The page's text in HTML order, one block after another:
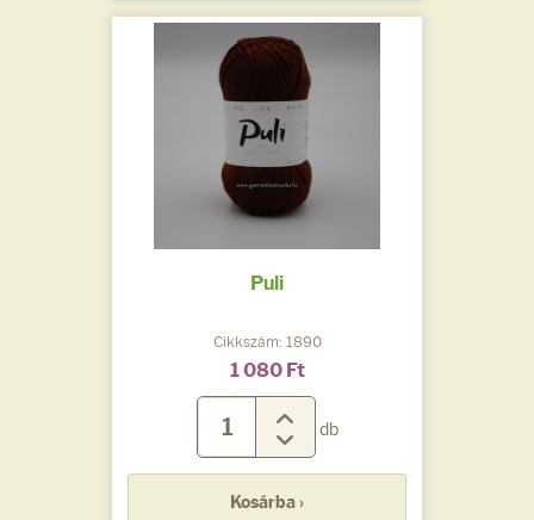
Puli
Cikkszám: 1890
1 080 Ft
db
Kosárba ›